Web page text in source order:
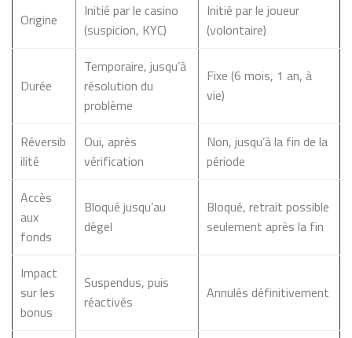
Origine
Initié par le casino
(suspicion, KYC)
Initié par le joueur
(volontaire)
Durée
Temporaire, jusqu’à
résolution du
problème
Fixe (6 mois, 1 an, à
vie)
Réversib
ilité
Oui, après
vérification
Non, jusqu’à la fin de la
période
Accès
aux
fonds
Bloqué jusqu’au
dégel
Bloqué, retrait possible
seulement après la fin
Impact
sur les
bonus
Suspendus, puis
réactivés
Annulés définitivement